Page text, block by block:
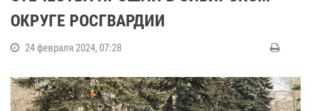
ОКРУГЕ РОСГВАРДИИ
24 февраля 2024, 07:28